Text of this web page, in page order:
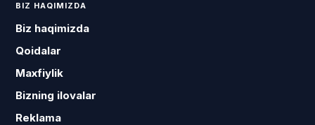
BIZ HAQIMIZDA
Biz haqimizda
Qoidalar
Maxfiylik
Bizning ilovalar
Reklama